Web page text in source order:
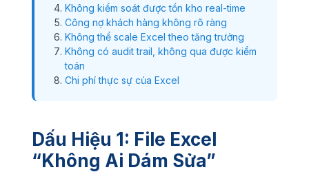
Không kiểm soát được tồn kho real-time
Công nợ khách hàng không rõ ràng
Không thể scale Excel theo tăng trưởng
Không có audit trail, không qua được kiểm
toán
Chi phí thực sự của Excel
Dấu Hiệu 1: File Excel
“Không Ai Dám Sửa”